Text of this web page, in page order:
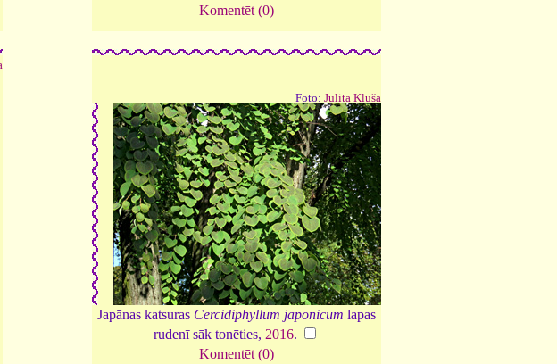
Komentēt (0)
Foto: Julita Kluša
Japānas katsuras Cercidiphyllum japonicum lapas
rudenī sāk tonēties, 2016.
Komentēt (0)